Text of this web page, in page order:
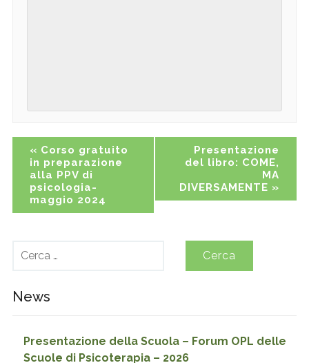
Event
Navigation
« Corso gratuito
in preparazione
alla PPV di
psicologia-
maggio 2024
Presentazione
del libro: COME,
MA
DIVERSAMENTE »
Ricerca
News
Presentazione della Scuola – Forum OPL delle
Scuole di Psicoterapia – 2026